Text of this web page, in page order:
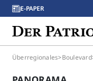
E-PAPER
Überregionales>Boulevard